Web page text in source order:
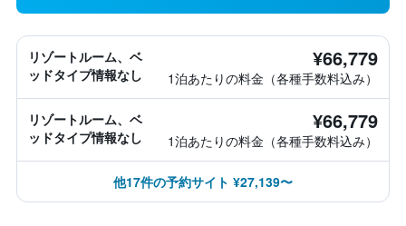
リゾートルーム、ベ
ッドタイプ情報なし
¥66,779
1泊あたりの料金（各種手数料込み）
リゾートルーム、ベ
ッドタイプ情報なし
¥66,779
1泊あたりの料金（各種手数料込み）
他17件の予約サイト ¥27,139〜